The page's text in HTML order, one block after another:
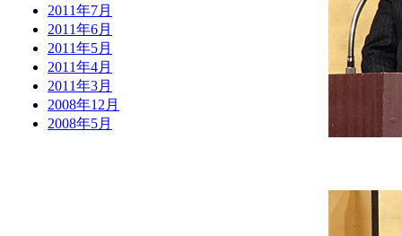
2011年7月
2011年6月
2011年5月
2011年4月
2011年3月
2008年12月
2008年5月